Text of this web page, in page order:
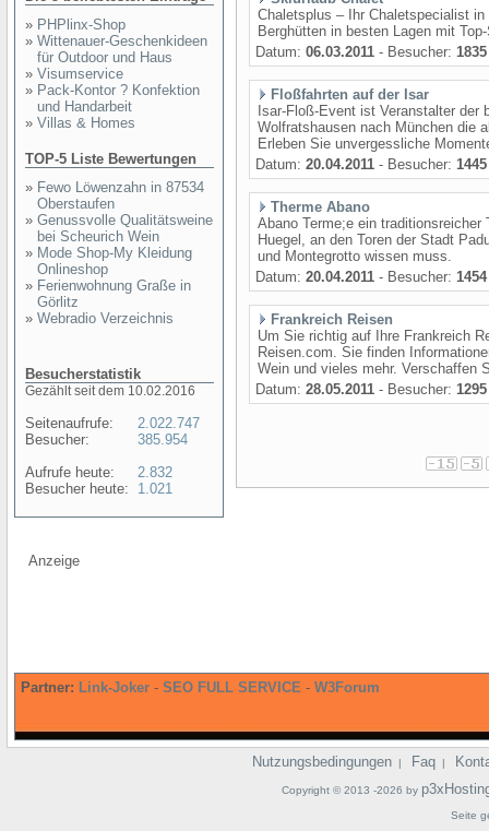
» PHPlinx-Shop
» Wittenauer-Geschenkideen
für Outdoor und Haus
» Visumservice
» Pack-Kontor ? Konfektion
und Handarbeit
» Villas & Homes
TOP-5 Liste Bewertungen
» Fewo Löwenzahn in 87534
Oberstaufen
» Genussvolle Qualitätsweine
bei Scheurich Wein
» Mode Shop-My Kleidung
Onlineshop
» Ferienwohnung Graße in
Görlitz
» Webradio Verzeichnis
Besucherstatistik
Gezählt seit dem 10.02.2016
Seitenaufrufe:
Besucher:
Aufrufe heute:
Besucher heute:
2.022.747
385.954
2.832
1.021
Chaletsplus – Ihr Chaletspecialist
Berghütten in besten Lagen mit
Datum: 06.03.2011 - Besucher: 1835
Floßfahrten auf der Isar
Isar-Floß-Event ist Veranstalter
Wolfratshausen nach München die
Erleben Sie unvergessliche
Datum: 20.04.2011 - Besucher: 1445
Therme Abano
Abano Terme;e ein
Huegel, an den Toren der Stadt
und Montegrotto wissen muss.
Datum: 20.04.2011 - Besucher: 1454
Frankreich Reisen
Um Sie richtig auf Ihre Frankreich
Reisen.com. Sie finden
Wein und vieles mehr. Verschaffen
Datum: 28.05.2011 - Besucher: 1295
Anzeige
Partner: Link-Joker - SEO FULL SERVICE - W3Forum
Nutzungsbedingungen | Faq |
Copyright © 2013 -2026 by
Seite